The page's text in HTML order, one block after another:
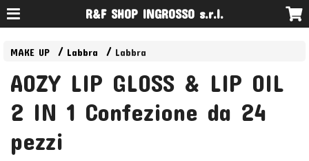
R&F SHOP INGROSSO s.r.l.
MAKE UP Labbra Labbra
AOZY LIP GLOSS & LIP OIL
2 IN 1 Confezione da 24
pezzi